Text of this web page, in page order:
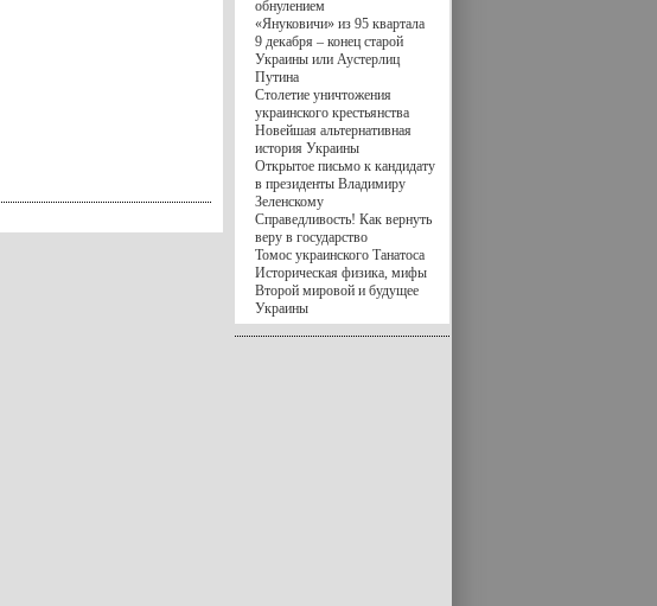
обнулением
«Януковичи» из 95 квартала
9 декабря – конец старой
Украины или Аустерлиц
Путина
Столетие уничтожения
украинского крестьянства
Новейшая альтернативная
история Украины
Открытое письмо к кандидату
в президенты Владимиру
Зеленскому
Справедливость! Как вернуть
веру в государство
Томос украинского Танатоса
Историческая физика, мифы
Второй мировой и будущее
Украины